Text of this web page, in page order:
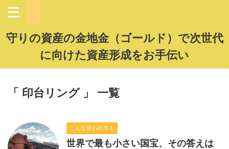
守りの資産の金地金（ゴールド）で次世代
に向けた資産形成をお手伝い
「 印台リング 」 一覧
こんな使われ方も
世界で最も小さい国宝、その答えは